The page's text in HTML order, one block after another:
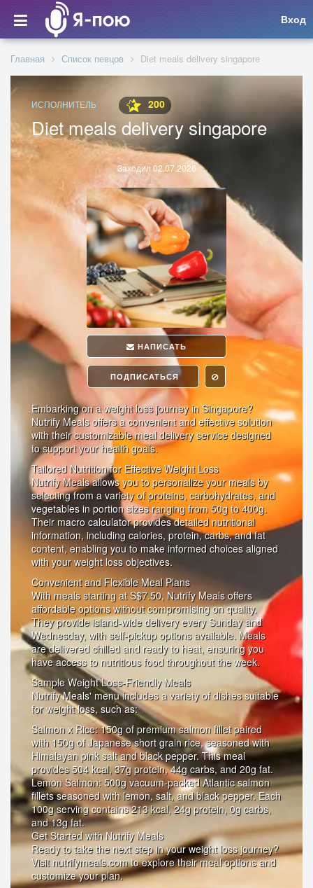
Вход
Главная Список певцов Diet meals delivery singapore
ИСПОЛНИТЕЛЬ 200
Diet meals delivery singapore
Заходил 02.07.2026
НАПИСАТЬ
ПОДПИСАТЬСЯ
Embarking on a weight loss journey in Singapore?
Nutrify Meals offers a convenient and effective solution
with their customizable meal delivery service designed
to support your health goals.
Tailored Nutrition for Effective Weight Loss
Nutrify Meals allows you to personalize your meals by
selecting from a variety of proteins, carbohydrates, and
vegetables in portion sizes ranging from 50g to 400g.
Their macro calculator provides detailed nutritional
information, including calories, protein, carbs, and fat
content, enabling you to make informed choices aligned
with your weight loss objectives.
Convenient and Flexible Meal Plans
With meals starting at S$7.50, Nutrify Meals offers
affordable options without compromising on quality.
They provide island-wide delivery every Sunday and
Wednesday, with self-pickup options available. Meals
are delivered chilled and ready to heat, ensuring you
have access to nutritious food throughout the week.
Sample Weight Loss-Friendly Meals
Nutrify Meals' menu includes a variety of dishes suitable
for weight loss, such as:
Salmon x Rice: 150g of premium salmon fillet paired
with 150g of Japanese short grain rice, seasoned with
Himalayan pink salt and black pepper. This meal
provides 504 kcal, 37g protein, 44g carbs, and 20g fat.
Lemon Salmon: 500g vacuum-packed Atlantic salmon
fillets seasoned with lemon, salt, and black pepper. Each
100g serving contains 213 kcal, 24g protein, 0g carbs,
and 13g fat.
Get Started with Nutrify Meals
Ready to take the next step in your weight loss journey?
Visit nutrifymeals.com to explore their meal options and
customize your plan.